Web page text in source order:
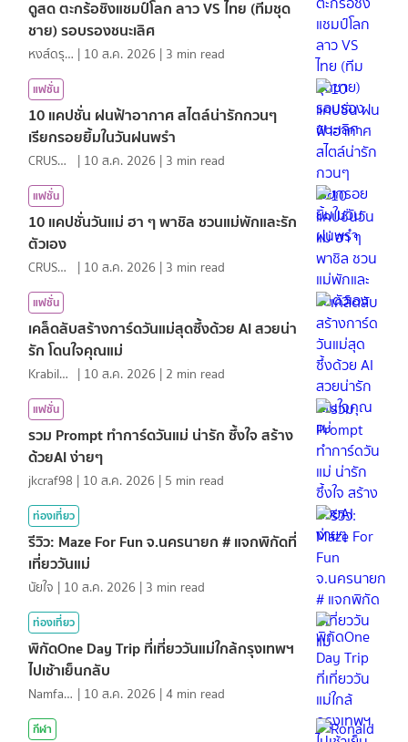
ดูสด ตะกร้อชิงแชมป์โลก ลาว VS ไทย (ทีมชุด
ชาย) รอบรองชนะเลิศ
หงส์ดรุณ | 10 ส.ค. 2026 | 3 min read
แฟชั่น
10 แคปชั่น ฝนฟ้าอากาศ สไตล์น่ารักกวนๆ
เรียกรอยยิ้มในวันฝนพรำ
CRUSHที่แปลว่าแอบชอบ | 10 ส.ค. 2026 | 3 min read
แฟชั่น
10 แคปชั่นวันแม่ ฮา ๆ พาชิล ชวนแม่พักและรัก
ตัวเอง
CRUSHที่แปลว่าแอบชอบ | 10 ส.ค. 2026 | 3 min read
แฟชั่น
เคล็ดลับสร้างการ์ดวันแม่สุดซึ้งด้วย AI สวยน่า
รัก โดนใจคุณแม่
KrabiInsight | 10 ส.ค. 2026 | 2 min read
แฟชั่น
รวม Prompt ทำการ์ดวันแม่ น่ารัก ซึ้งใจ สร้าง
ด้วยAI ง่ายๆ
jkcraf98 | 10 ส.ค. 2026 | 5 min read
ท่องเที่ยว
รีวิว: Maze For Fun จ.นครนายก # แจกพิกัดที่
เที่ยววันแม่
นัยใจ | 10 ส.ค. 2026 | 3 min read
ท่องเที่ยว
พิกัดOne Day Trip ที่เที่ยววันแม่ใกล้กรุงเทพฯ
ไปเช้าเย็นกลับ
NamfahPhupha | 10 ส.ค. 2026 |4 min read
กีฬา